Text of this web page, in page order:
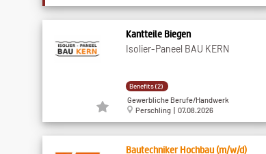
Kantteile Biegen
Isolier-Paneel BAU KERN
Benefits (2)
Gewerbliche Berufe/Handwerk
Perschling | 07.08.2026
Bautechniker Hochbau (m/w/d)